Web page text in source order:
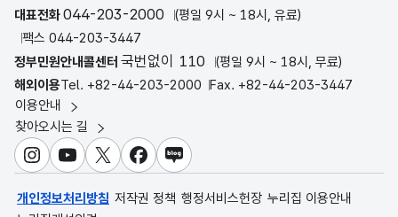
대표전화044-203-2000
(평일 9시 ~ 18시, 유료)
팩스 044-203-3447
정부민원안내콜센터 국번없이 110
(평일 9시 ~ 18시, 무료)
해외이용Tel. +82-44-203-2000 Fax. +82-44-203-3447
이용안내
찾아오시는 길
인스타그램
유튜브X 페이스북
블로그
개인정보처리방침 저작권 정책 행정서비스헌장 누리집 이용안내